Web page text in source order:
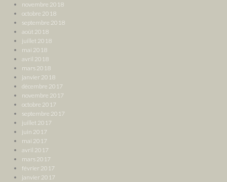
novembre 2018
octobre 2018
septembre 2018
août 2018
juillet 2018
mai 2018
avril 2018
mars 2018
janvier 2018
décembre 2017
novembre 2017
octobre 2017
septembre 2017
juillet 2017
juin 2017
mai 2017
avril 2017
mars 2017
février 2017
janvier 2017